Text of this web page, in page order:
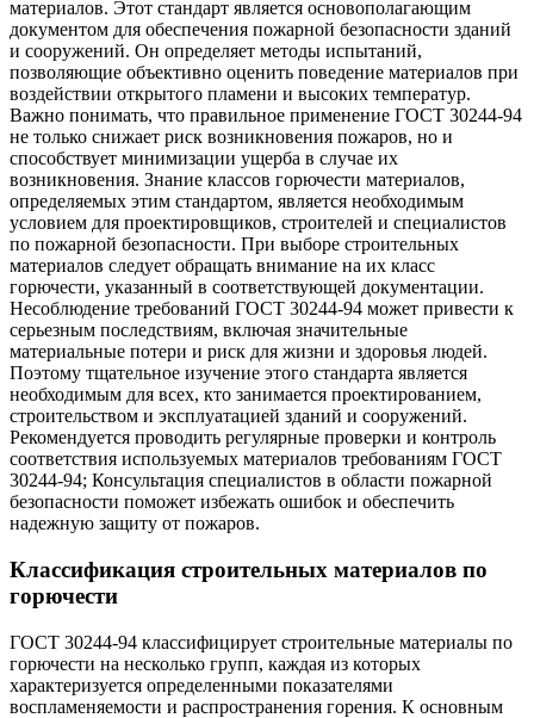
материалов. Этот стандарт является основополагающим
документом для обеспечения пожарной безопасности зданий
и сооружений. Он определяет методы испытаний,
позволяющие объективно оценить поведение материалов при
воздействии открытого пламени и высоких температур.
Важно понимать, что правильное применение ГОСТ 30244-94
не только снижает риск возникновения пожаров, но и
способствует минимизации ущерба в случае их
возникновения. Знание классов горючести материалов,
определяемых этим стандартом, является необходимым
условием для проектировщиков, строителей и специалистов
по пожарной безопасности. При выборе строительных
материалов следует обращать внимание на их класс
горючести, указанный в соответствующей документации.
Несоблюдение требований ГОСТ 30244-94 может привести к
серьезным последствиям, включая значительные
материальные потери и риск для жизни и здоровья людей.
Поэтому тщательное изучение этого стандарта является
необходимым для всех, кто занимается проектированием,
строительством и эксплуатацией зданий и сооружений.
Рекомендуется проводить регулярные проверки и контроль
соответствия используемых материалов требованиям ГОСТ
30244-94; Консультация специалистов в области пожарной
безопасности поможет избежать ошибок и обеспечить
надежную защиту от пожаров.
Классификация строительных материалов по
горючести
ГОСТ 30244-94 классифицирует строительные материалы по
горючести на несколько групп, каждая из которых
характеризуется определенными показателями
воспламеняемости и распространения горения. К основным